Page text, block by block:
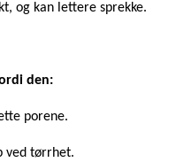
og kan lettere sprekke.
den:
porene.
ved tørrhet.